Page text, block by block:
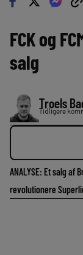
FCK og
salg
Troels
Tidligere
ANALYSE: Et salg af
revolutionere